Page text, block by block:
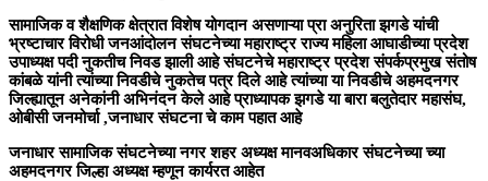
सामाजिक व शैक्षणिक क्षेत्रात विशेष योगदान असणाऱ्या प्रा अनुरिता झगडे यांची
भ्रष्टाचार विरोधी जनआंदोलन संघटनेच्या महाराष्ट्र राज्य महिला आघाडीच्या प्रदेश
उपाध्यक्ष पदी नुकतीच निवड झाली आहे संघटनेचे महाराष्ट्र प्रदेश संपर्कप्रमुख संतोष
कांबळे यांनी त्यांच्या निवडीचे नुकतेच पत्र दिले आहे त्यांच्या या निवडीचे अहमदनगर
जिल्ह्यातून अनेकांनी अभिनंदन केले आहे प्राध्यापक झगडे या बारा बलुतेदार महासंघ,
ओबीसी जनमोर्चा ,जनाधार संघटना चे काम पहात आहे
जनाधार सामाजिक संघटनेच्या नगर शहर अध्यक्ष मानवअधिकार संघटनेच्या च्या
अहमदनगर जिल्हा अध्यक्ष म्हणून कार्यरत आहेत